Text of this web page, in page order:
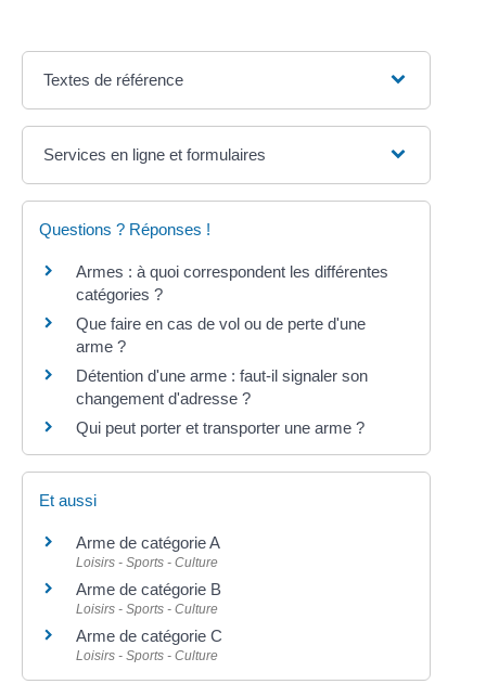
Textes de référence
Services en ligne et formulaires
Questions ? Réponses !
Armes : à quoi correspondent les différentes
catégories ?
Que faire en cas de vol ou de perte d'une
arme ?
Détention d'une arme : faut-il signaler son
changement d'adresse ?
Qui peut porter et transporter une arme ?
Et aussi
Arme de catégorie A
Loisirs - Sports - Culture
Arme de catégorie B
Loisirs - Sports - Culture
Arme de catégorie C
Loisirs - Sports - Culture